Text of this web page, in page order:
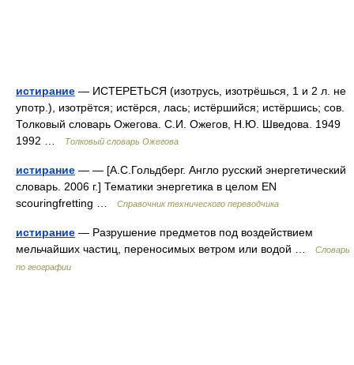
истирание — ИСТЕРЕТЬСЯ (изотрусь, изотрёшься, 1 и 2 л. не
употр.), изотрётся; истёрся, лась; истёршийся; истёршись; сов.
Толковый словарь Ожегова. С.И. Ожегов, Н.Ю. Шведова. 1949
1992 …
Толковый словарь Ожегова
истирание — — [А.С.Гольдберг. Англо русский энергетический
словарь. 2006 г.] Тематики энергетика в целом EN
scouringfretting …
Справочник технического переводчика
истирание — Разрушение предметов под воздействием
мельчайших частиц, переносимых ветром или водой …
Словарь
по географии